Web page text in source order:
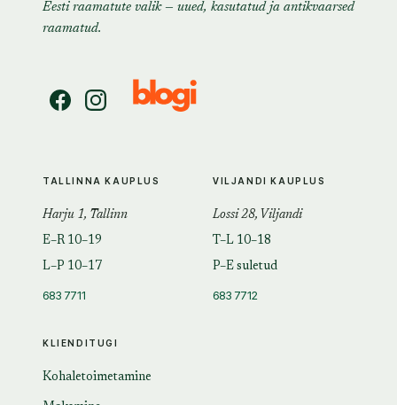
Eesti raamatute valik — uued, kasutatud ja antikvaarsed
raamatud.
KLIENDITUGI
Kohaletoimetamine
TALLINNA KAUPLUS
Harju 1, Tallinn
E–R 10–19
L–P 10–17
683 7711
VILJANDI KAUPLUS
Lossi 28, Viljandi
T–L 10–18
P–E suletud
683 7712